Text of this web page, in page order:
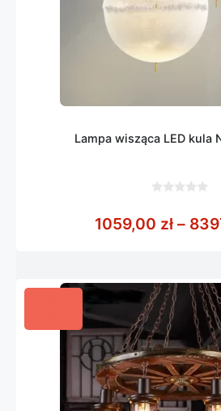
Lampa wisząca LED kula
5
1059,00 zł –